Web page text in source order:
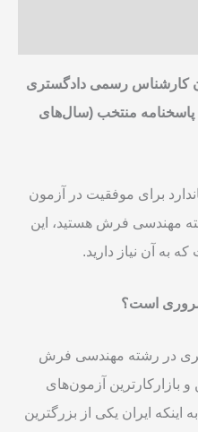
کارشناس رسمی دادگستری
منتخب (سال‌های
برای موفقیت در آزمون
مهندسی فرش هستید، این
به آن نیاز دارید.
است؟
در رشته مهندسی فرش
آزمون‌های
ایران یکی از بزرگترین